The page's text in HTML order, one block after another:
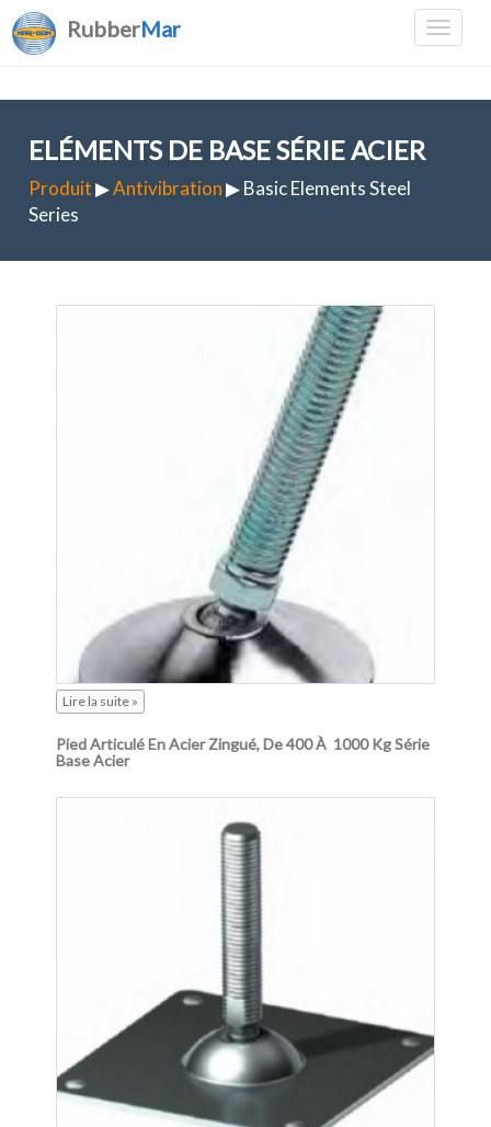
RubberMar
ELÉMENTS DE BASE SÉRIE ACIER
Produit▶Antivibration▶ Basic Elements Steel
Series
Lire la suite »
Pied Articulé En Acier Zingué, De 400 À 1000 Kg Série
Base Acier